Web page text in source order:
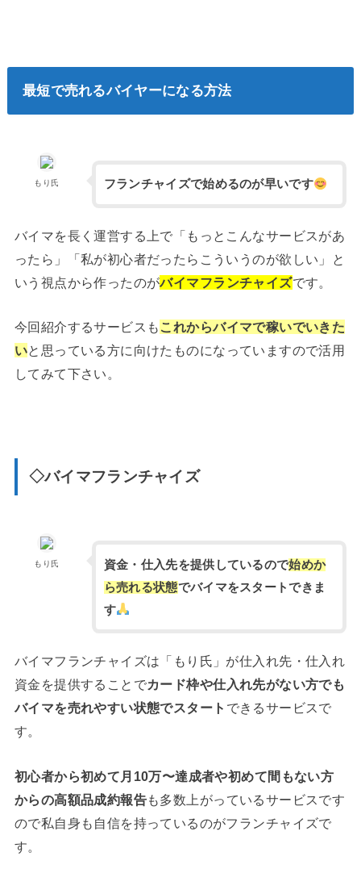
最短で売れるバイヤーになる方法
もり氏 フランチャイズで始めるのが早いです
バイマを長く運営する上で「もっとこんなサービスがあ
ったら」「私が初心者だったらこういうのが欲しい」と
いう視点から作ったのがバイマフランチャイズです。
今回紹介するサービスも これからバイマで稼いでいきた
いと思っている方に向けたものになっていますので活用
してみて下さい。
◇バイマフランチャイズ
もり氏 資金・仕入先を提供しているので始めか
ら売れる状態でバイマをスタートできま
す
バイマフランチャイズは「もり氏」が仕入れ先・仕入れ
資金を提供することでカード枠や仕入れ先がない方でも
バイマを売れやすい状態でスタート できるサービスで
す。
初心者から初めて月10万〜達成者や初めて間もない方
からの高額品成約報告も多数上がっているサービスです
ので私自身も自信を持っているのがフランチャイズで
す。